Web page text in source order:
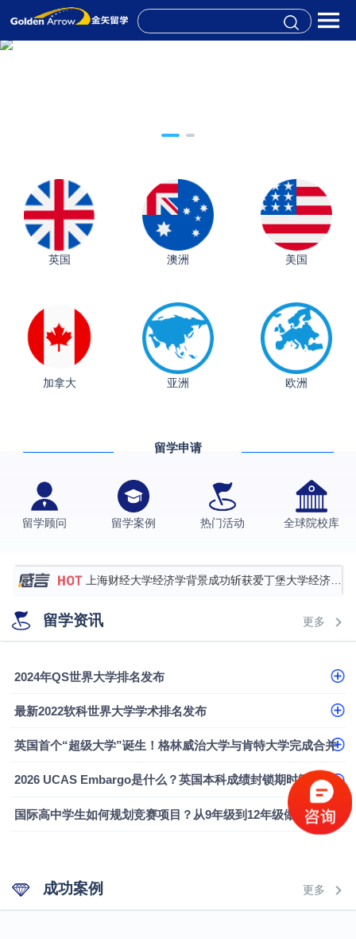
英国 澳洲 美国
加拿大 亚洲 欧洲
留学申请
留学顾问 留学案例 热门活动 全球院校库
格拉斯哥大学国际商务硕士录取案例
伯明翰大学数字媒体与创意产业硕士录取案例
Offer
上海财经大学经济学背景成功斩获爱丁堡大学经济学
专科逆袭伦敦大学学院UCL录取案例解析
融会计硕士实录
​恭喜Z同学荣获剑桥大学录取
留学资讯 更多
2024年QS世界大学排名发布
最新2022软科世界大学学术排名发布
英国首个“超级大学”诞生！格林威治大学与肯特大学完成合并
2026 UCAS Embargo是什么？英国本科成绩封锁期时间、影响及应对指南
国际高中学生如何规划竞赛项目？从9年级到12年级做好本科申请布局
成功案例 更多